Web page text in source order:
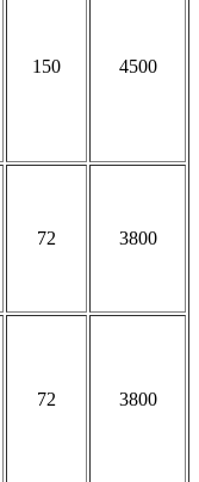
150 4500
72 3800
72 3800